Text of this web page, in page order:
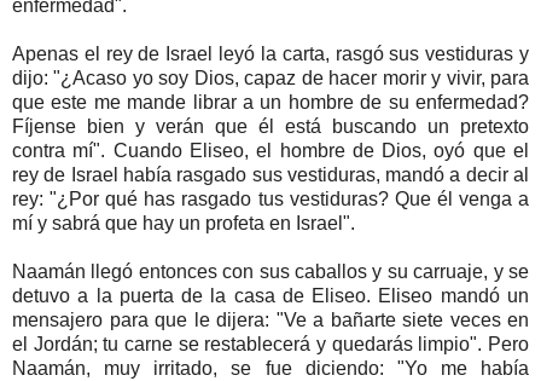
enfermedad".
Apenas el rey de Israel leyó la carta, rasgó sus vestiduras y
dijo: "¿Acaso yo soy Dios, capaz de hacer morir y vivir, para
que este me mande librar a un hombre de su enfermedad?
Fíjense bien y verán que él está buscando un pretexto
contra mí". Cuando Eliseo, el hombre de Dios, oyó que el
rey de Israel había rasgado sus vestiduras, mandó a decir al
rey: "¿Por qué has rasgado tus vestiduras? Que él venga a
mí y sabrá que hay un profeta en Israel".
Naamán llegó entonces con sus caballos y su carruaje, y se
detuvo a la puerta de la casa de Eliseo. Eliseo mandó un
mensajero para que le dijera: "Ve a bañarte siete veces en
el Jordán; tu carne se restablecerá y quedarás limpio". Pero
Naamán, muy irritado, se fue diciendo: "Yo me había